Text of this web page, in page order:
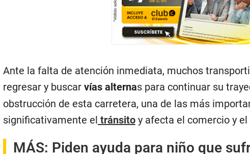
Ante la falta de atención inmediata, muchos
regresar y buscar vías alternas para continuar su
obstrucción de esta carretera, una de las más
significativamente el tránsitoy afecta el comercio y
MÁS: Piden ayuda para niño que